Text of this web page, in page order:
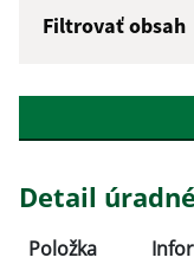
Filtrovať obsah
Popis:
Detail
Položka